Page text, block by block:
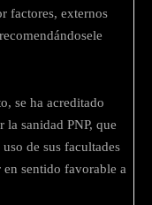
factores, externos
se ha acreditado
sanidad PNP, que
de sus facultades
sentido favorable a